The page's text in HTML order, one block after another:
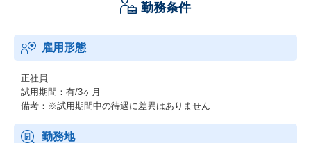
勤務条件
雇用形態
正社員
試用期間：有/3ヶ月
備考：※試用期間中の待遇に差異はありません
勤務地